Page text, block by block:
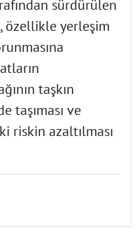
sürdürülen
özellikle yerleşim
taşkın
taşıması ve
riskin azaltılması